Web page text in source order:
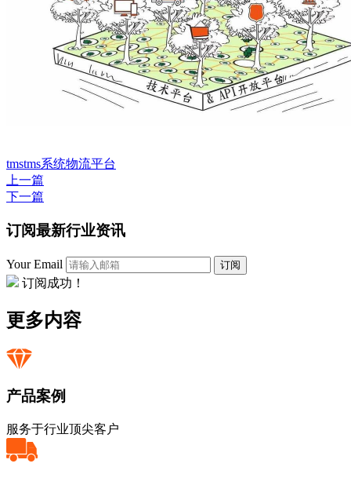
tmstms系统物流平台
上一篇
下一篇
订阅最新行业资讯
Your Email 订阅
订阅成功！
更多内容
产品案例
服务于行业顶尖客户